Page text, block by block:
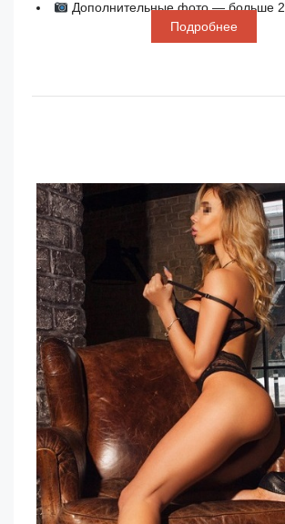
Дополнительные фото — больше 2
Подробнее